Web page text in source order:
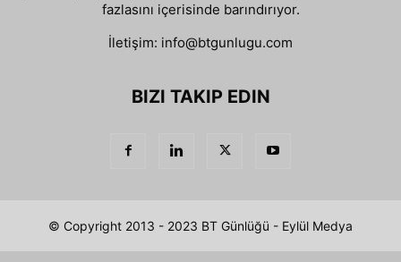
fazlasını içerisinde barındırıyor.
İletişim: info@btgunlugu.com
BIZI TAKIP EDIN
© Copyright 2013 - 2023 BT Günlüğü - Eylül Medya